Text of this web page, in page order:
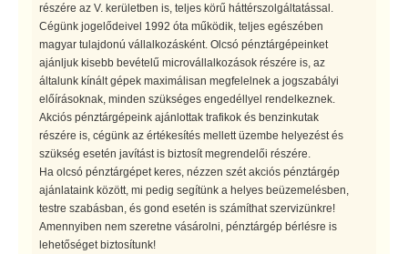
részére az V. kerületben is, teljes körű háttérszolgáltatással.
Cégünk jogelődeivel 1992 óta működik, teljes egészében
magyar tulajdonú vállalkozásként. Olcsó pénztárgépeinket
ajánljuk kisebb bevételű microvállalkozások részére is, az
általunk kínált gépek maximálisan megfelelnek a jogszabályi
előírásoknak, minden szükséges engedéllyel rendelkeznek.
Akciós pénztárgépeink ajánlottak trafikok és benzinkutak
részére is, cégünk az értékesítés mellett üzembe helyezést és
szükség esetén javítást is biztosít megrendelői részére.
Ha olcsó pénztárgépet keres, nézzen szét akciós pénztárgép
ajánlataink között, mi pedig segítünk a helyes beüzemelésben,
testre szabásban, és gond esetén is számíthat szervizünkre!
Amennyiben nem szeretne vásárolni, pénztárgép bérlésre is
lehetőséget biztosítunk!